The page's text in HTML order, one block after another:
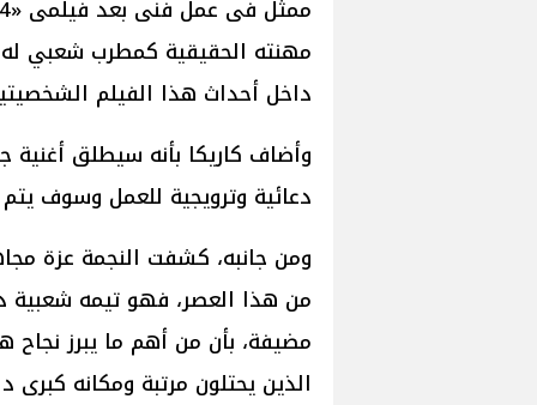
مهنته الحقيقية كمطرب شعبي
داخل أحداث هذا الفيلم
وأضاف كاريكا بأنه سيطلق
دعائية وترويجية للعمل وسوف يتم
ومن جانبه، كشفت النجمة عزة
من هذا العصر، فهو تيمه
مضيفة، بأن من أهم ما يبرز نجاح
الذين يحتلون مرتبة ومكانه